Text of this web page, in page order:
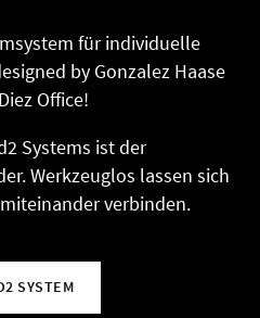
für individuelle
by Gonzalez Haase
Office!
Systems ist der
Werkzeuglos lassen sich
verbinden.
SYSTEM